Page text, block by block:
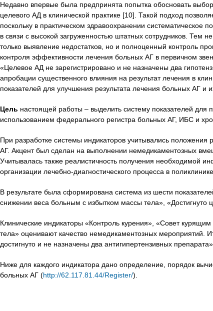
Недавно впервые была предпринята попытка обосновать
целевого АД в клинической практике [10]. Такой подход
поскольку в практическом здравоохранении
в связи с высокой загруженностью штатных сотрудников. Тем
только выявление недостатков, но и полноценный контроль
контроля эффективности лечения больных АГ в первичном
«Целевое АД не зарегистрировано и не назначены два
апробации существенного влияния на результат лечения в
показателей для улучшения результата лечения больных АГ и
Цель настоящей работы – выделить систему показателей для
использованием федерального регистра больных АГ, ИБС и
При разработке системы индикаторов учитывались
АГ. Акцент был сделан на выполнении немедикаментозных
Учитывалась также реалистичность получения необходимой
организации лечебно-диагностического процесса в поликлинике.
В результате была сформирована система из шести
снижении веса больным с избытком массы тела», «Достигнуто
Клинические индикаторы «Контроль курения», «Совет
тела» оценивают качество немедикаментозных мероприятий.
достигнуто и не назначены два антигипертензивных
Ниже для каждого индикатора дано определение, порядок
больных АГ (http://62.117.81.44/Register/).